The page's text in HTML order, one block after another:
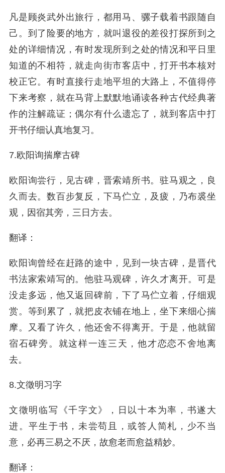
凡是顾炎武外出旅行，都用马、骡子载着书跟随自
己。到了险要的地方，就叫退役的差役打探所到之
处的详细情况，有时发现所到之处的情况和平日里
知道的不相符，就走向街市客店中，打开书本核对
校正它。有时直接行走地平坦的大路上，不值得停
下来考察，就在马背上默默地诵读各种古代经典著
作的注解疏证；偶尔有什么遗忘了，就到客店中打
开书仔细认真地复习。
7.欧阳询揣摩古碑
欧阳询尝行，见古碑，晋索靖所书。驻马观之，良
久而去。数百步复反，下马伫立，及疲，乃布裘坐
观，因宿其旁，三日方去。
翻译：
欧阳询曾经在赶路的途中，见到一块古碑，是晋代
书法家索靖写的。他驻马观碑，许久才离开。可是
没走多远，他又返回碑前，下了马伫立着，仔细观
赏。等到累了，就把皮衣铺在地上，坐下来细心揣
摩。又看了许久，他还舍不得离开。于是，他就留
宿石碑旁。就这样一连三天，他才恋恋不舍地离
去。
8.文徵明习字
文徵明临写《千字文》，日以十本为率，书遂大
进。平生于书，未尝苟且，或答人简札，少不当
意，必再三易之不厌，故愈老而愈益精妙。
翻译：